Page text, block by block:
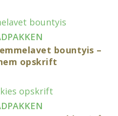
bountyis –
opskrift